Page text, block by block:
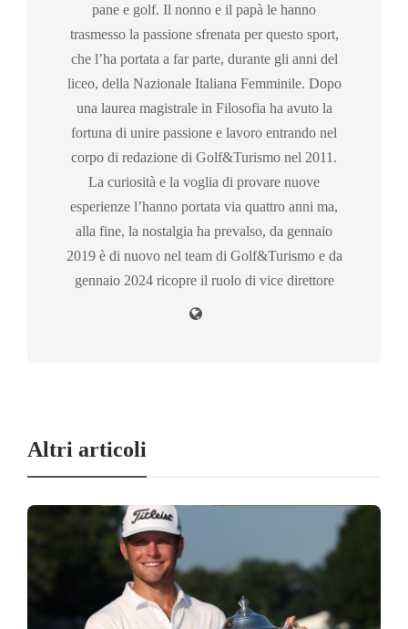
pane e golf. Il nonno e il papà le hanno
trasmesso la passione sfrenata per questo sport,
che l’ha portata a far parte, durante gli anni del
liceo, della Nazionale Italiana Femminile. Dopo
una laurea magistrale in Filosofia ha avuto la
fortuna di unire passione e lavoro entrando nel
corpo di redazione di Golf&Turismo nel 2011.
La curiosità e la voglia di provare nuove
esperienze l’hanno portata via quattro anni ma,
alla fine, la nostalgia ha prevalso, da gennaio
2019 è di nuovo nel team di Golf&Turismo e da
gennaio 2024 ricopre il ruolo di vice direttore
Altri articoli